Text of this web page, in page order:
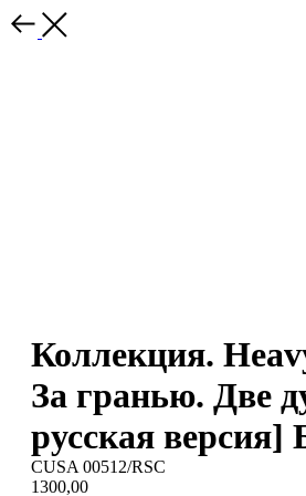
Коллекция.
За гранью. Две
русская версия]
CUSA 00512/RSC
1300,00